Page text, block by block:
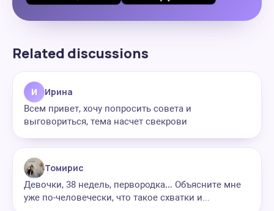
Related discussions
И Ирина
Всем привет, хочу попросить совета и
выговориться, тема насчет свекрови
Томирис
Девочки, 38 недель, первородка… Объясните мне
уже по-человечески, что такое схватки и...